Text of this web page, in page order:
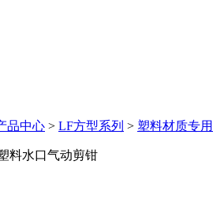
品中心 > LF方型系列 > 塑料材质专用